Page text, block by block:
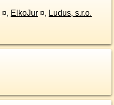
¤, ElkoJur ¤, Ludus, s.r.o.